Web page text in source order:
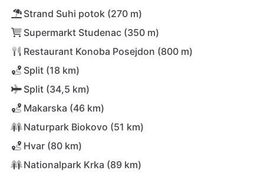
Strand Suhi potok (270 m)
Supermarkt Studenac (350 m)
Restaurant Konoba Posejdon (800 m)
Split (18 km)
Split (34,5 km)
Makarska (46 km)
Naturpark Biokovo (51 km)
Hvar (80 km)
Nationalpark Krka (89 km)